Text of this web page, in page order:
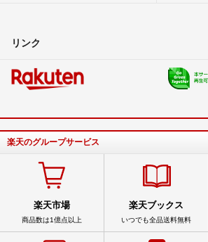
リンク
楽天のグループサービス
楽天市場
商品数は1億点以上
楽天ブックス
いつでも全品送料無料